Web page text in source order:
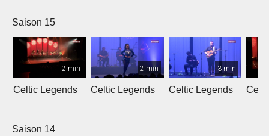
Saison 15
2 min
Celtic Legends
2 min
Celtic Legends
3 min
Celtic Legends
Saison 14